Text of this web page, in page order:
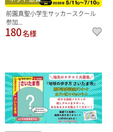
前園真聖小学生サッカースクール
参加...
180名様